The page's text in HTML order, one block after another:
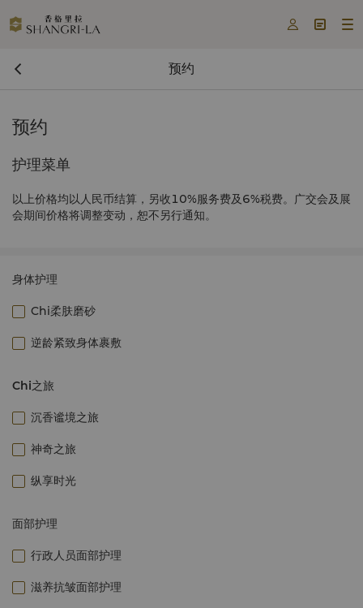
  
预约
预约
护理菜单
以上价格均以人民币结算，另收10%服务费及6%税费。广交会及展
会期间价格将调整变动，恕不另行通知。
身体护理
Chi柔肤磨砂
逆龄紧致身体裹敷
Chi之旅
沉香谧境之旅
神奇之旅
纵享时光
面部护理
行政人员面部护理
滋养抗皱面部护理